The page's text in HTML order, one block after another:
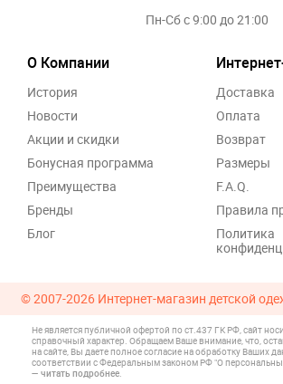
Пн-Сб с 9:00 до 21:00
О Компании
История
Новости
Акции и скидки
Бонусная программа
Преимущества
Бренды
Блог
Доставка
Оплата
Возврат
Размеры
F.A.Q.
Правила
Политика
© 2007-2026 Интернет-магазин детской
Не является публичной офертой по ст.437 ГК РФ, сайт
справочный характер. Обращаем Ваше внимание, что,
на сайте, Вы даете полное согласие на обработку Ваших
соответствии с Федеральным законом РФ "О
— читать подробнее.